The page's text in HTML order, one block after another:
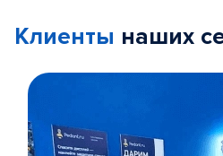
Клиенты наших